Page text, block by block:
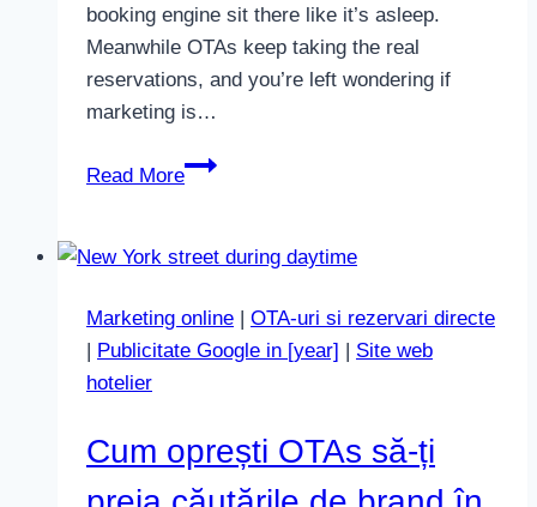
booking engine sit there like it’s asleep.
Meanwhile OTAs keep taking the real
reservations, and you’re left wondering if
marketing is…
Read More
De
pare
dar
rezervările
2026
Marketing online | OTA-uri si rezervari directe
| Publicitate Google in [year] | Site web
hotelier
Cum oprești OTAs să-ți